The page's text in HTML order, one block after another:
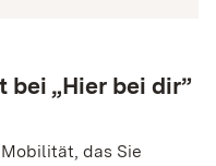
„Hier bei dir”
das Sie